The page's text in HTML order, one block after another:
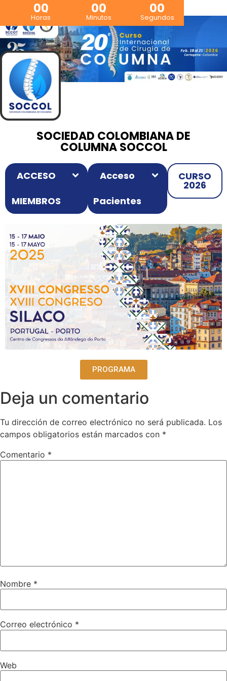
00
Horas
00
Minutos
00
Segundos
SOCIEDAD COLOMBIANA DE
COLUMNA SOCCOL
ACCESO
MIEMBROS
Acceso
Pacientes
CURSO
2026
PROGRAMA
Deja un comentario
Tu dirección de correo electrónico no será publicada. Los
campos obligatorios están marcados con *
Comentario *
Nombre *
Correo electrónico *
Web